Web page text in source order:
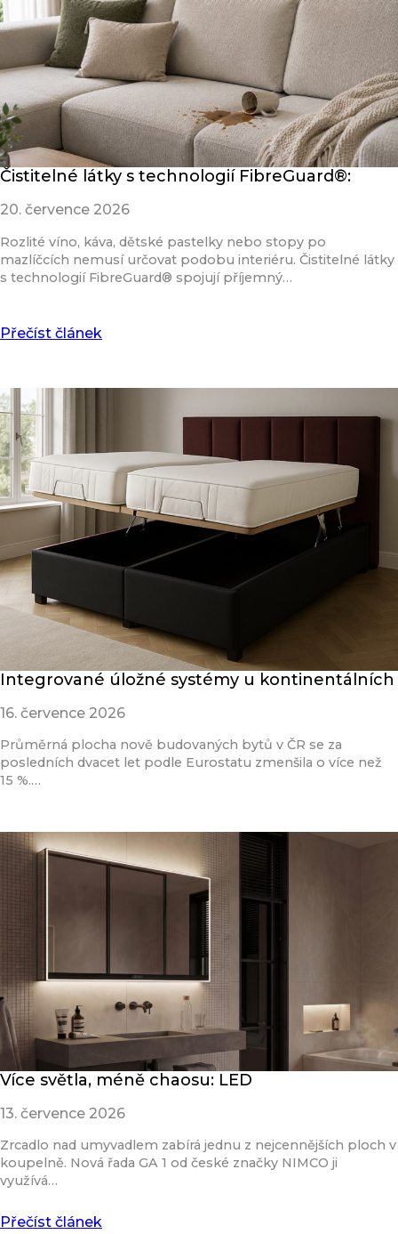
Čistitelné látky s technologií FibreGuard®:
20. července 2026
Rozlité víno, káva, dětské pastelky nebo stopy po
mazlíčcích nemusí určovat podobu interiéru. Čistitelné látky
s technologií FibreGuard® spojují příjemný…
Přečíst článek
Integrované úložné systémy u kontinentálních
16. července 2026
Průměrná plocha nově budovaných bytů v ČR se za
posledních dvacet let podle Eurostatu zmenšila o více než
15 %.…
Více světla, méně chaosu: LED
13. července 2026
Zrcadlo nad umyvadlem zabírá jednu z nejcennějších ploch v
koupelně. Nová řada GA 1 od české značky NIMCO ji
využívá…
Přečíst článek